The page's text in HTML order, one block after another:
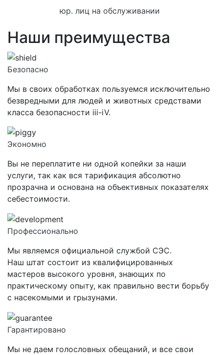
юр. лиц на обслуживании
Наши преимущества
Безопасно
Мы в своих обработках пользуемся исключительно
безвредными для людей и животных средствами
класса безопасности iii-iV.
Экономно
Вы не переплатите ни одной копейки за наши
услуги, так как вся тарификация абсолютно
прозрачна и основана на объективных показателях
себестоимости.
Профессионально
Мы являемся официальной службой СЭС.
Наш штат состоит из квалифицированных
мастеров высокого уровня, знающих по
практическому опыту, как правильно вести борьбу
с насекомыми и грызунами.
Гарантировано
Мы не даем голословных обещаний, и все свои